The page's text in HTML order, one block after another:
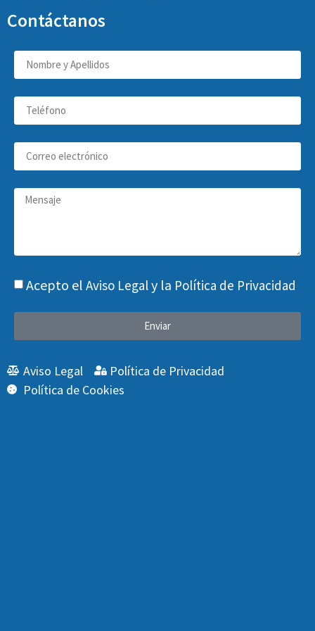
Contáctanos
Acepto el Aviso Legaly la Política de Privacidad
Enviar
Aviso Legal
Política de Privacidad
Política de Cookies